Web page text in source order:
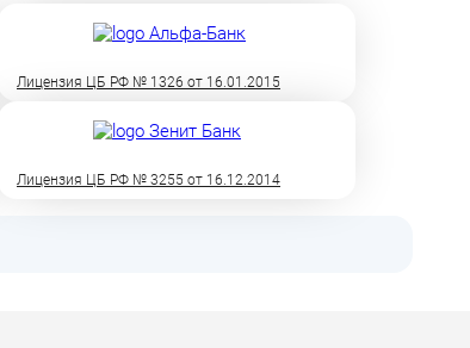
Лицензия ЦБ РФ № 1326 от 16.01.2015
Лицензия ЦБ РФ № 3255 от 16.12.2014